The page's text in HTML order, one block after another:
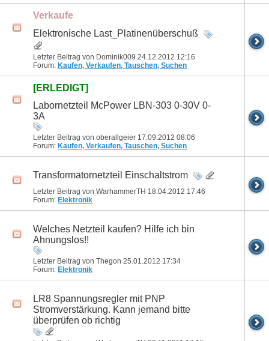
Verkaufe
Elektronische Last_Platinenüberschuß
Letzter Beitrag von Dominik009 24.12.2012 12:16
Forum: Kaufen, Verkaufen, Tauschen, Suchen
[ERLEDIGT]
Labornetzteil McPower LBN-303 0-30V 0-
3A
Letzter Beitrag von oberallgeier 17.09.2012 08:06
Forum: Kaufen, Verkaufen, Tauschen, Suchen
Transformatornetzteil Einschaltstrom
Letzter Beitrag von WarhammerTH 18.04.2012 17:46
Forum: Elektronik
Welches Netzteil kaufen? Hilfe ich bin
Ahnungslos!!
Letzter Beitrag von Thegon 25.01.2012 17:34
Forum: Elektronik
LR8 Spannungsregler mit PNP
Stromverstärkung. Kann jemand bitte
überprüfen ob richtig